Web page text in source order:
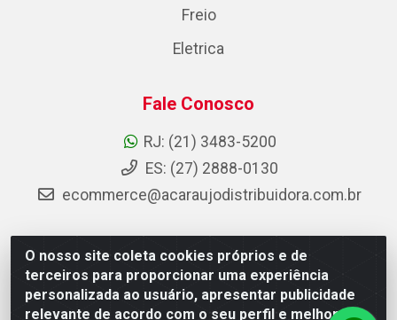
O nosso site coleta cookies próprios e de
terceiros para proporcionar uma experiência
personalizada ao usuário, apresentar publicidade
relevante de acordo com o seu perfil e melhorar a
Freio
Eletrica
Fale Conosco
RJ: (21) 3483-5200
ES: (27) 2888-0130
ecommerce@acaraujodistribuidora.com.br
AC Araujo Distribuidora - Rua Carneiro de Campos, 42 -
São Cristóvão, Rio de Janeiro/RJ - CEP 20.920-410 -
CNPJ 08.744.753/0003-85